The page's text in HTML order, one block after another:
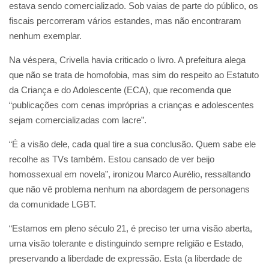
estava sendo comercializado. Sob vaias de parte do público, os
fiscais percorreram vários estandes, mas não encontraram
nenhum exemplar.
Na véspera, Crivella havia criticado o livro. A prefeitura alega
que não se trata de homofobia, mas sim do respeito ao Estatuto
da Criança e do Adolescente (ECA), que recomenda que
“publicações com cenas impróprias a crianças e adolescentes
sejam comercializadas com lacre”.
“É a visão dele, cada qual tire a sua conclusão. Quem sabe ele
recolhe as TVs também. Estou cansado de ver beijo
homossexual em novela”, ironizou Marco Aurélio, ressaltando
que não vê problema nenhum na abordagem de personagens
da comunidade LGBT.
“Estamos em pleno século 21, é preciso ter uma visão aberta,
uma visão tolerante e distinguindo sempre religião e Estado,
preservando a liberdade de expressão. Esta (a liberdade de